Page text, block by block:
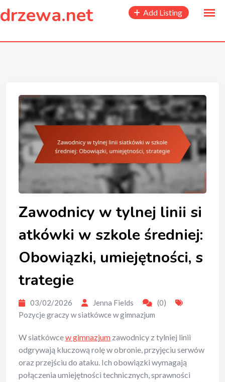
content
drzewa.net Add Listing
Zawodnicy w tylnej linii si
atkówki w szkole średniej:
Obowiązki, umiejętności, s
trategie
03/02/2026 Jenna Fields
(0)
Pozycje graczy w siatkówce w gimnazjum
W siatkówcew gimnazjum zawodnicy z tylniej linii
odgrywają kluczową rolę w obronie, przyjęciu serwów
oraz przejściu do ataku. Ich obowiązki wymagają
połączenia umiejętności technicznych, sprawności